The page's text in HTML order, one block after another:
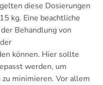
diese Dosierungen
kg. Eine beachtliche
Behandlung von
können. Hier sollte
werden, um
minimieren. Vor allem